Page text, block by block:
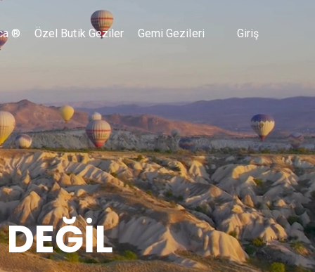
® Özel Butik Geziler Gemi Gezileri Giriş